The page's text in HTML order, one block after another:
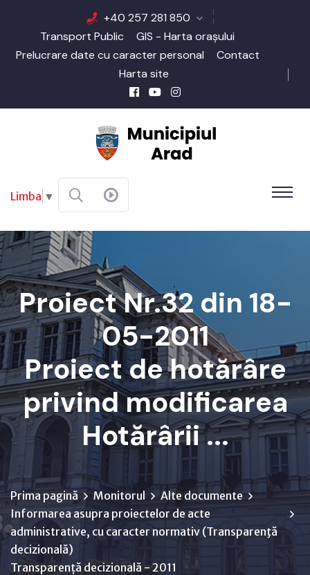
+40 257 281 850
Transport Public
GIS - Harta orașului
Prelucrare date cu caracter personal
Contact
Harta site
Limba ▼
Proiect Nr.32 din 18-
05-2011
Proiect de hotărâre
privind modificarea
Hotărârii ...
Prima pagină Monitorul
Alte documente
Informarea asupra proiectelor de acte
administrative, cu caracter normativ (Transparenţă
decizională)
Transparență decizională - 2011